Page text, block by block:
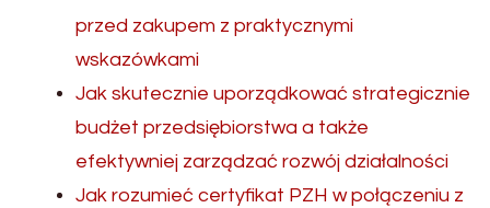
przed zakupem z praktycznymi
wskazówkami
Jak skutecznie uporządkować strategicznie
budżet przedsiębiorstwa a także
efektywniej zarządzać rozwój działalności
Jak rozumieć certyfikat PZH w połączeniu z